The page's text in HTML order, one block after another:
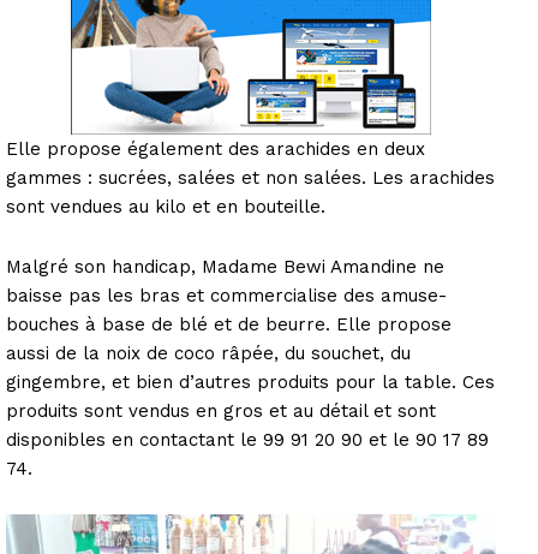
Elle propose également des arachides en deux
gammes : sucrées, salées et non salées. Les arachides
sont vendues au kilo et en bouteille.
Malgré son handicap, Madame Bewi Amandine ne
baisse pas les bras et commercialise des amuse-
bouches à base de blé et de beurre. Elle propose
aussi de la noix de coco râpée, du souchet, du
gingembre, et bien d’autres produits pour la table. Ces
produits sont vendus en gros et au détail et sont
disponibles en contactant le 99 91 20 90 et le 90 17 89
74.